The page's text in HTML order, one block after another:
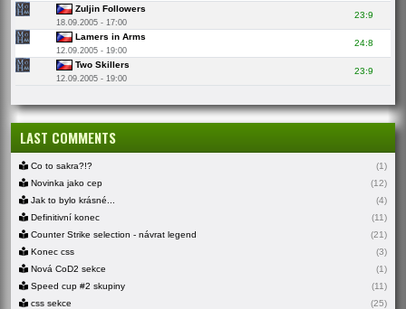
Zuljin Followers
18.09.2005 - 17:00
23:9
Lamers in Arms
12.09.2005 - 19:00
24:8
Two Skillers
12.09.2005 - 19:00
23:9
LAST COMMENTS
Co to sakra?!?
(1)
Novinka jako cep
(12)
Jak to bylo krásné...
(4)
Definitivní konec
(11)
Counter Strike selection - návrat legend
(21)
Konec css
(3)
Nová CoD2 sekce
(1)
Speed cup #2 skupiny
(11)
css sekce
(25)